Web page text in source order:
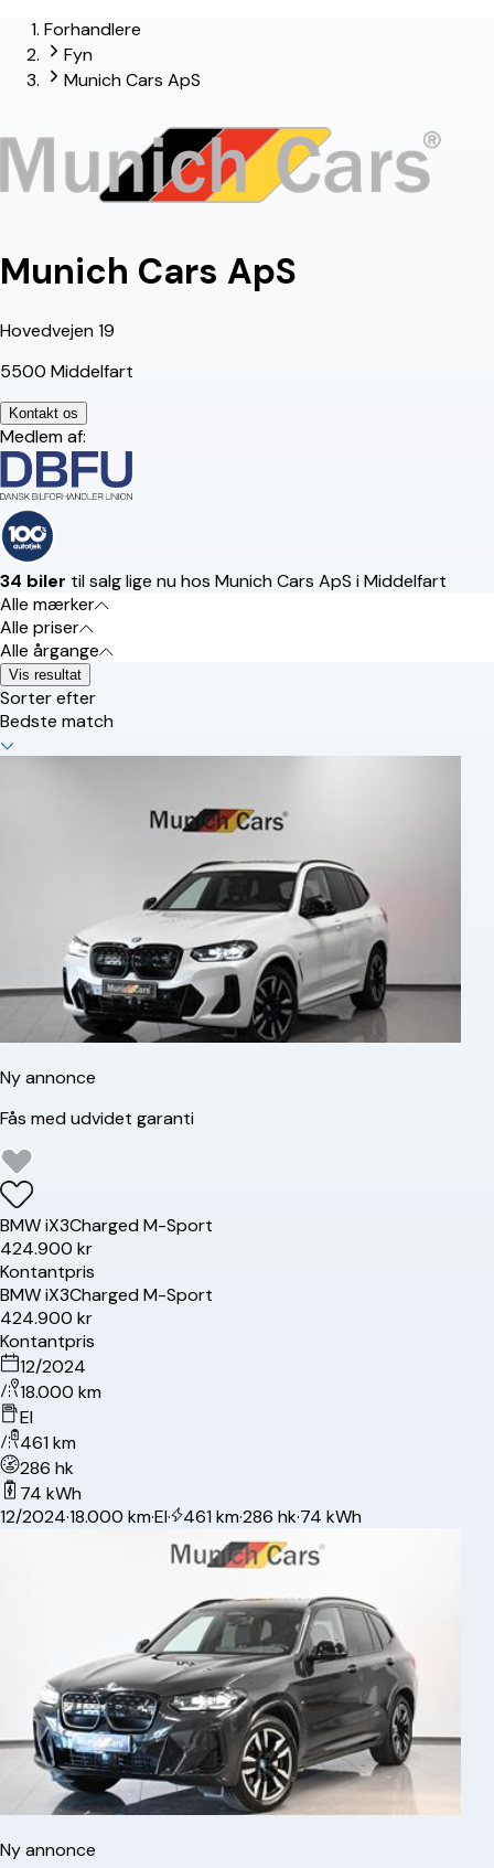
lead-forhandler
Forhandlere
Fyn
Munich Cars ApS
Munich Cars ApS
Hovedvejen 19
5500 Middelfart
Kontakt os
Medlem af:
34 biler til salg lige nu hos Munich Cars ApS i Middelfart
Alle mærker
Alle priser
Alle årgange
Vis resultat
Sorter efter
Bedste match
Ny annonce
Fås med udvidet garanti
BMWiX3Charged M-Sport
424.900 kr
Kontantpris
BMWiX3Charged M-Sport
424.900 kr
Kontantpris
12/2024
18.000 km
El
461 km
286 hk
74 kWh
12/2024·18.000 km·El· 461 km·286 hk·74 kWh
Ny annonce